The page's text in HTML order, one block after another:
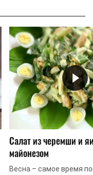
Салат из черемши и
майонезом
Весна – самое время